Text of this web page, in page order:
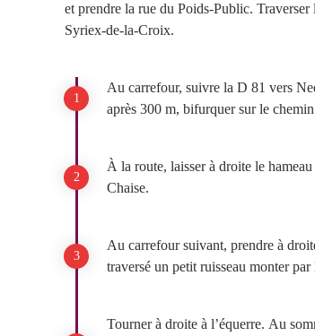
et prendre la rue du Poids-Public.
Syriex-de-la-Croix.
Au carrefour, suivre la D 81 vers
après 300 m, bifurquer sur le
À la route, laisser à droite le
Chaise.
Au carrefour suivant, prendre à
traversé un petit ruisseau monter
Tourner à droite à l’équerre. Au